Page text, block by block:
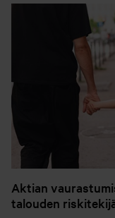
Aktian
talouden